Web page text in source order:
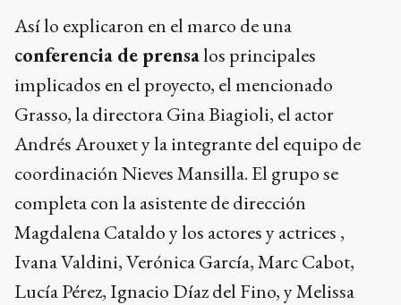
Así lo explicaron en el marco de una
conferencia de prensalos principales
implicados en el proyecto, el mencionado
Grasso, la directora Gina Biagioli, el actor
Andrés Arouxet y la integrante del equipo de
coordinación Nieves Mansilla. El grupo se
completa con la asistente de dirección
Magdalena Cataldo y los actores y actrices ,
Ivana Valdini, Verónica García, Marc Cabot,
Lucía Pérez, Ignacio Díaz del Fino, y Melissa